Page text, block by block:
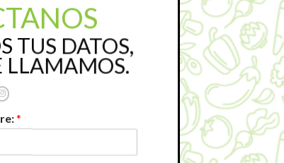
TUS DATOS,
LLAMAMOS.
*